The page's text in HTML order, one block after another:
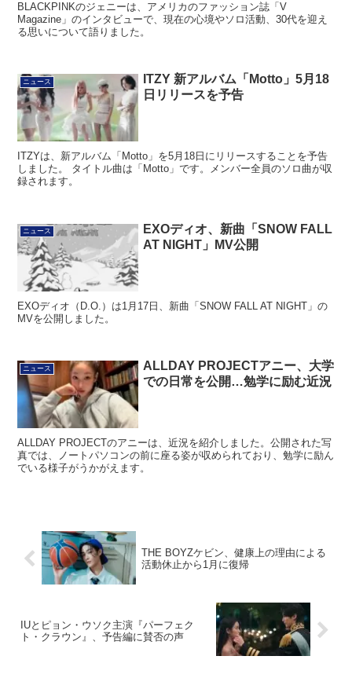
BLACKPINKのジェニーは、アメリカのファッション誌「V
Magazine」のインタビューで、現在の心境やソロ活動、30代を迎え
る思いについて語りました。
ニュース
ITZY 新アルバム「Motto」5月18
日リリースを予告
ITZYは、新アルバム「Motto」を5月18日にリリースすることを予告
しました。 タイトル曲は「Motto」です。メンバー全員のソロ曲が収
録されます。
ニュース
EXOディオ、新曲「SNOW FALL
AT NIGHT」MV公開
EXOディオ（D.O.）は1月17日、新曲「SNOW FALL AT NIGHT」の
MVを公開しました。
ニュース
ALLDAY PROJECTアニー、大学
での日常を公開…勉学に励む近況
ALLDAY PROJECTのアニーは、近況を紹介しました。公開された写
真では、ノートパソコンの前に座る姿が収められており、勉学に励ん
でいる様子がうかがえます。
THE BOYZケビン、健康上の理由による
活動休止から1月に復帰
IUとピョン・ウソク主演『パーフェク
ト・クラウン』、予告編に賛否の声